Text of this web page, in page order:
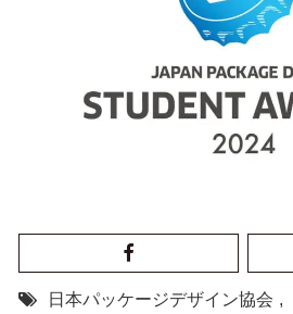
日本パッケージデザイン協会 ,